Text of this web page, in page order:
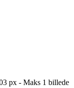
px - Maks 1 billede